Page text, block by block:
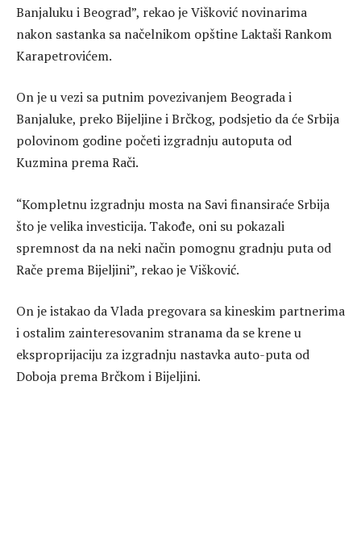
Banjaluku i Beograd”, rekao je Višković novinarima
nakon sastanka sa načelnikom opštine Laktaši Rankom
Karapetrovićem.
On je u vezi sa putnim povezivanjem Beograda i
Banjaluke, preko Bijeljine i Brčkog, podsjetio da će Srbija
polovinom godine početi izgradnju autoputa od
Kuzmina prema Rači.
“Kompletnu izgradnju mosta na Savi finansiraće Srbija
što je velika investicija. Takođe, oni su pokazali
spremnost da na neki način pomognu gradnju puta od
Rače prema Bijeljini”, rekao je Višković.
On je istakao da Vlada pregovara sa kineskim partnerima
i ostalim zainteresovanim stranama da se krene u
eksproprijaciju za izgradnju nastavka auto-puta od
Doboja prema Brčkom i Bijeljini.